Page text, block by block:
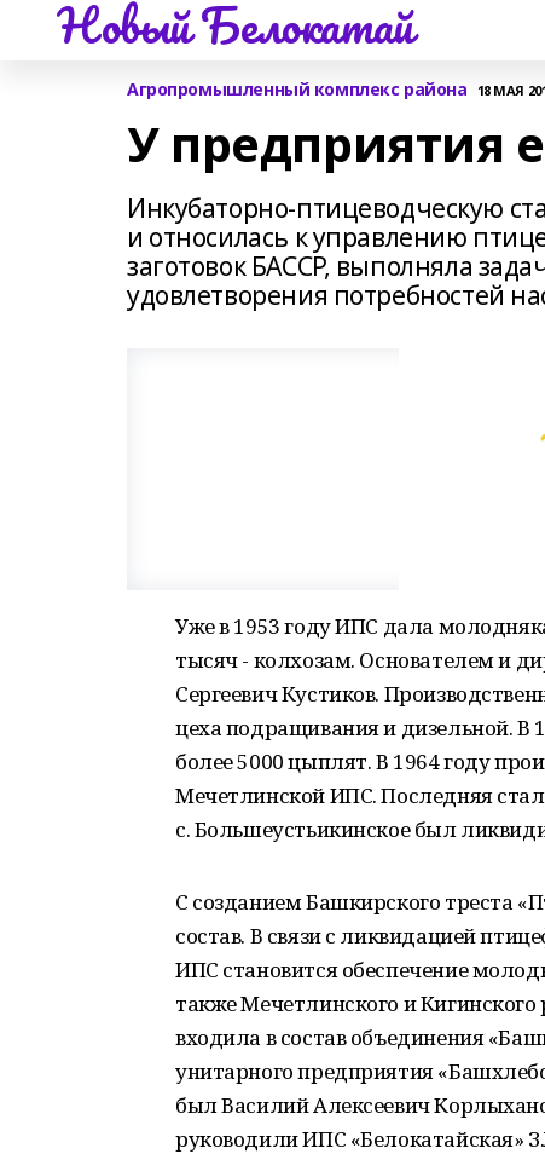
Новый Белокатай
Агропромышленный комплекс района 18 МАЯ
У предприятия
Инкубаторно-птицеводческую
и относилась к управлению
заготовок БАССР, выполняла
удовлетворения потребностей
Уже в 1953 году ИПС дала
тысяч - колхозам. Основателем и
Сергеевич Кустиков.
цеха подращивания и дизельной. В
более 5000 цыплят. В 1964 году
Мечетлинской ИПС. Последняя
с. Большеустьикинское был
С созданием Башкирского треста
состав. В связи с ликвидацией
ИПС становится обеспечение
также Мечетлинского и
входила в состав объединения
унитарного предприятия
был Василий Алексеевич
руководили ИПС «Белокатайская»